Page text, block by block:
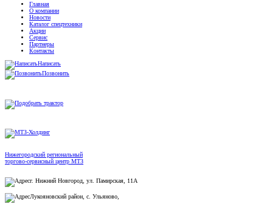
Главная
О компании
Новости
Каталог спецтехники
Акции
Сервис
Партнеры
Контакты
Написать
Позвонить
Нижегородский региональный
торгово-сервисный центр МТЗ
г. Нижний Новгород, ул. Памирская, 11А
Лукояновский район, с. Ульяново,